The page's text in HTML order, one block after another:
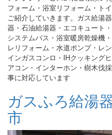
フォーム・浴室リフォーム・ト
ご紹介していきます。ガス給湯
器・石油給湯器・エコキュート
システムバス・浴室暖房乾燥機
レリフォーム・水道ポンプ・レ
インガスコンロ・IHクッキング
アコン・インターホン・樹木伐
事に対応しています
ガスふろ給湯
市